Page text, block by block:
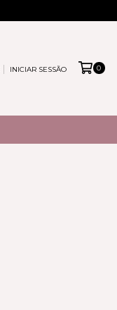
INICIAR SESSÃO 0